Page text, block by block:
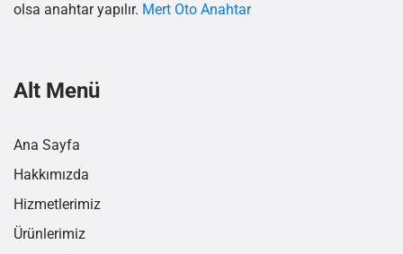
olsa anahtar yapılır. Mert Oto Anahtar
Alt Menü
Ana Sayfa
Hakkımızda
Hizmetlerimiz
Ürünlerimiz